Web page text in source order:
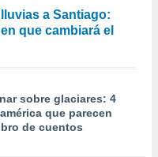
a Santiago:
que cambiará el
sobre glaciares: 4
que parecen
de cuentos